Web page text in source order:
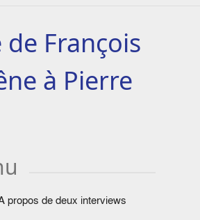
François
à Pierre
propos de deux interviews